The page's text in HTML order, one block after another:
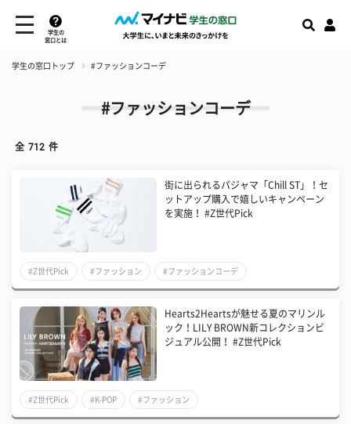
学生の
窓口とは
学生の窓口トップ #ファッションコーデ
#ファッションコーデ
全 712 件
街に出られるパジャマ「Chill ST」！セ
ットアップ購入で嬉しいキャンペーン
を実施！ #Z世代Pick
#Z世代Pick #ファッション #ファッションコーデ
Hearts2Heartsが魅せる夏のマリンル
ック！LILY BROWN新コレクションビ
ジュアル公開！ #Z世代Pick
#Z世代Pick #K-POP #ファッション